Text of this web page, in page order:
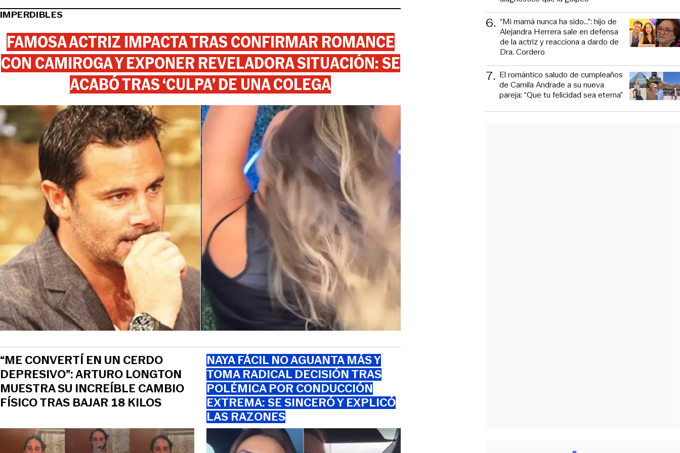
View this post on Instagram
IMPERDIBLES
FAMOSA ACTRIZ IMPACTA TRAS CONFIRMAR ROMANCE
CON CAMIROGA Y EXPONER REVELADORA SITUACIÓN: SE
ACABÓ TRAS ‘CULPA’ DE UNA COLEGA
“ME CONVERTÍ EN UN CERDO
DEPRESIVO”: ARTURO LONGTON
MUESTRA SU INCREÍBLE CAMBIO
FÍSICO TRAS BAJAR 18 KILOS
NAYA FÁCIL NO AGUANTA MÁS Y
TOMA RADICAL DECISIÓN TRAS
POLÉMICA POR CONDUCCIÓN
EXTREMA: SE SINCERÓ Y EXPLICÓ
LAS RAZONES
6. “Mi mamá nunca ha sido...”: hijo de
Alejandra Herrera sale en defensa
de la actriz y reacciona a dardo de
Dra. Cordero
7. El romántico saludo de cumpleaños
de Camila Andrade a su nueva
pareja: “Que tu felicidad sea eterna”